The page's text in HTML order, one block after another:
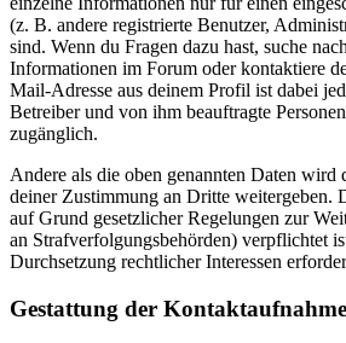
(z. B. andere registrierte Benutzer,
sind. Wenn du Fragen dazu hast, suche
Informationen im Forum oder kontaktiere
Mail-Adresse aus deinem Profil ist dabei
Betreiber und von ihm beauftragte
zugänglich.
Andere als die oben genannten Daten wird
deiner Zustimmung an Dritte weitergeben.
auf Grund gesetzlicher Regelungen zur
an Strafverfolgungsbehörden) verpflichtet
Durchsetzung rechtlicher Interessen
Gestattung der Kontaktaufnahme